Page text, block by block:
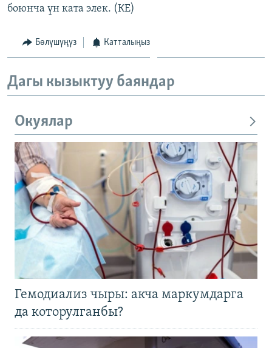
боюнча үн ката элек. (КЕ)
Бөлүшүңүз Катталыңыз
Дагы кызыктуу баяндар
Окуялар
Гемодиализ чыры: акча маркумдарга
да которулганбы?